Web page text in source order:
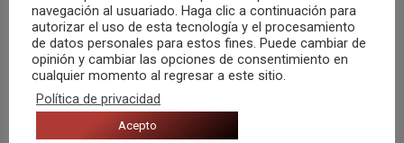
Mikel Izal, la pequeña gran revolución
del Área 12 de Alicante
Agenda ,CONCIERTO,Noticias
5 septiembre, 2024
navegación al usuariado. Haga clic a continuación para
autorizar el uso de esta tecnología y el procesamiento
de datos personales para estos fines. Puede cambiar de
opinión y cambiar las opciones de consentimiento en
cualquier momento al regresar a este sitio.
Política de privacidad
Acepto